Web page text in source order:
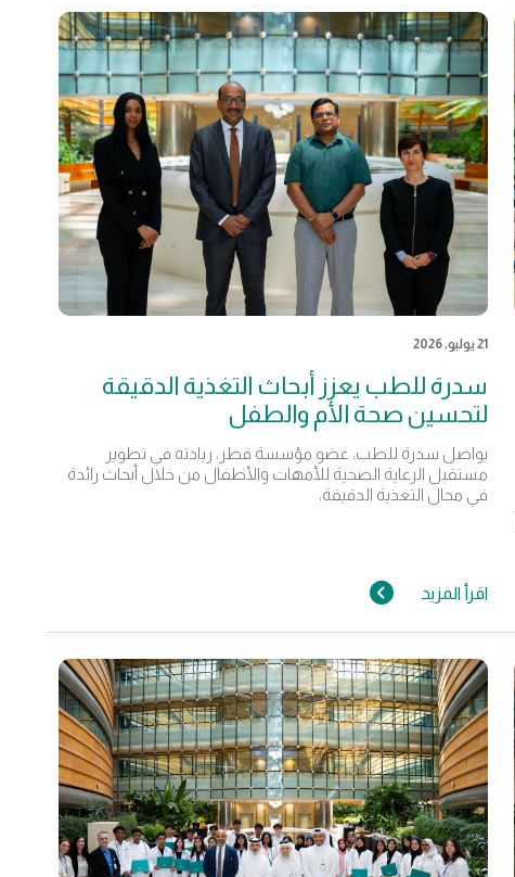
21 يوليو, 2026
سدرة للطب يعزز أبحاث التغذية الدقيقة
لتحسين صحة الأم والطفل
يواصل سدرة للطب، عضو مؤسسة قطر، ريادته في تطوير
مستقبل الرعاية الصحية للأمهات والأطفال من خلال أبحاث رائدة
في مجال التغذية الدقيقة،
اقرأ المزيد